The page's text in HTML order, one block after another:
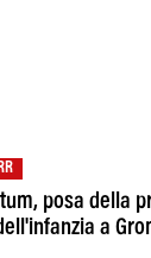
posa della
a